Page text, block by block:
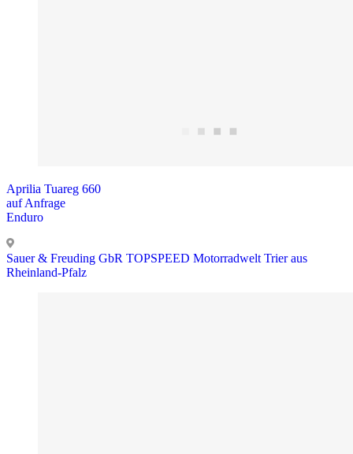
Aprilia Tuareg 660
auf Anfrage
Enduro
Sauer & Freuding GbR TOPSPEED Motorradwelt Trier aus
Rheinland-Pfalz